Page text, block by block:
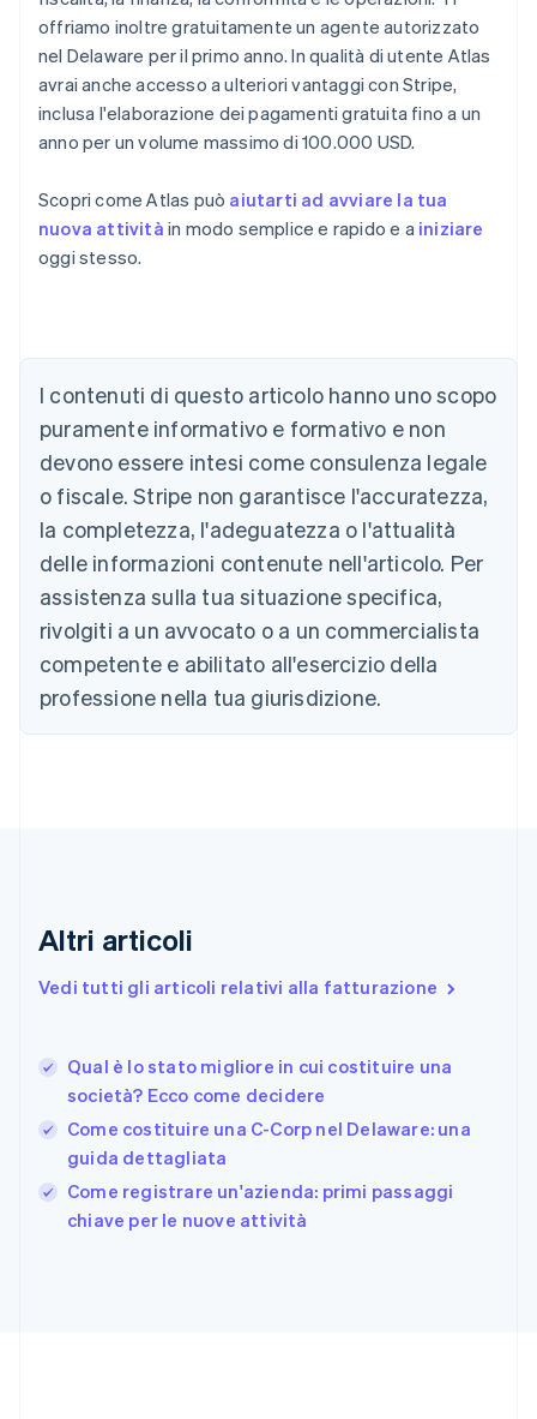
offriamo inoltre gratuitamente un agente autorizzato
nel Delaware per il primo anno. In qualità di utente Atlas
avrai anche accesso a ulteriori vantaggi con Stripe,
inclusa l'elaborazione dei pagamenti gratuita fino a un
anno per un volume massimo di 100.000 USD.
Scopri come Atlas può aiutarti ad avviare la tua
nuova attività in modo semplice e rapido e a iniziare
oggi stesso.
I contenuti di questo articolo hanno uno scopo
puramente informativo e formativo e non
devono essere intesi come consulenza legale
o fiscale. Stripe non garantisce l'accuratezza,
la completezza, l'adeguatezza o l'attualità
delle informazioni contenute nell'articolo. Per
assistenza sulla tua situazione specifica,
rivolgiti a un avvocato o a un commercialista
competente e abilitato all'esercizio della
professione nella tua giurisdizione.
Altri articoli
Vedi tutti gli articoli relativi alla fatturazione
Qual è lo stato migliore in cui costituire una
società? Ecco come decidere
Come costituire una C-Corp nel Delaware: una
guida dettagliata
Come registrare un'azienda: primi passaggi
chiave per le nuove attività
Australia
Austria
Deutsch English
Belgio
NederlandsFrançais DeutschEnglish
Brasile
PortuguêsEnglish
English
Canada
English
Cina continentale
简体中文English
English
Estonia
Francia
Français
Germania
DeutschEnglish
Giappone
Gibilterra
English